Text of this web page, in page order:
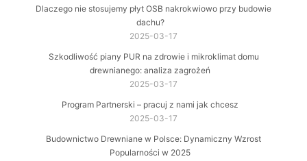
Dlaczego nie stosujemy płyt OSB nakrokwiowo przy budowie
dachu?
2025-03-17
Szkodliwość piany PUR na zdrowie i mikroklimat domu
drewnianego: analiza zagrożeń
2025-03-17
Program Partnerski – pracuj z nami jak chcesz
2025-03-17
Budownictwo Drewniane w Polsce: Dynamiczny Wzrost
Popularności w 2025